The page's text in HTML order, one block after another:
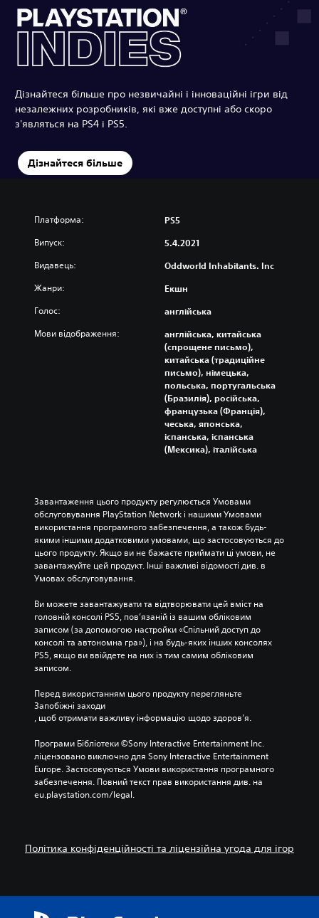
Дізнайтеся більше про незвичайні і інноваційні ігри від
незалежних розробників, які вже доступні або скоро
з'являться на PS4 і PS5.
Дізнайтеся більше
Платформа: PS5
Випуск: 5.4.2021
Видавець: Oddworld Inhabitants. Inc
Жанри: Екшн
Голос: англійська
Мови відображення:
англійська, китайська
(спрощене письмо),
китайська (традиційне
письмо), німецька,
польська, португальська
(Бразилія), російська,
французька (Франція),
чеська, японська,
іспанська, іспанська
(Мексика), італійська
Завантаження цього продукту регулюється Умовами
обслуговування PlayStation Network і нашими Умовами
використання програмного забезпечення, а також будь-
якими іншими додатковими умовами, що застосовуються до
цього продукту. Якщо ви не бажаєте приймати ці умови, не
завантажуйте цей продукт. Інші важливі відомості див. в
Умовах обслуговування.
Ви можете завантажувати та відтворювати цей вміст на
головній консолі PS5, пов’язаній із вашим обліковим
записом (за допомогою настройки «Спільний доступ до
консолі та автономна гра»), і на будь-яких інших консолях
PS5, якщо ви ввійдете на них із тим самим обліковим
записом.
Перед використанням цього продукту перегляньте
Запобіжні заходи
, щоб отримати важливу інформацію щодо здоров’я.
Програми Бібліотеки ©Sony Interactive Entertainment Inc.
ліцензовано виключно для Sony Interactive Entertainment
Europe. Застосовуються Умови використання програмного
забезпечення. Повний текст прав використання див. на
eu.playstation.com/legal.
Політика конфіденційності та ліцензійна угода для ігор